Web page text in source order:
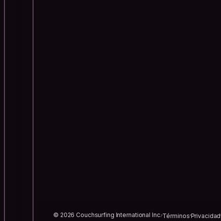
© 2026 Couchsurfing International Inc.TérminosPrivacidad